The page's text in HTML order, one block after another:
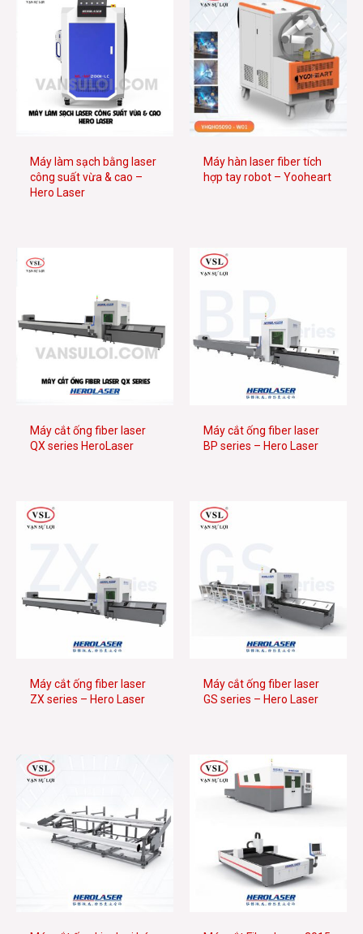
Máy làm sạch bằng laser
công suất vừa & cao –
Hero Laser
Máy hàn laser fiber tích
hợp tay robot – Yooheart
Máy cắt ống fiber laser
QX series HeroLaser
Máy cắt ống fiber laser
BP series – Hero Laser
Máy cắt ống fiber laser
ZX series – Hero Laser
Máy cắt ống fiber laser
GS series – Hero Laser